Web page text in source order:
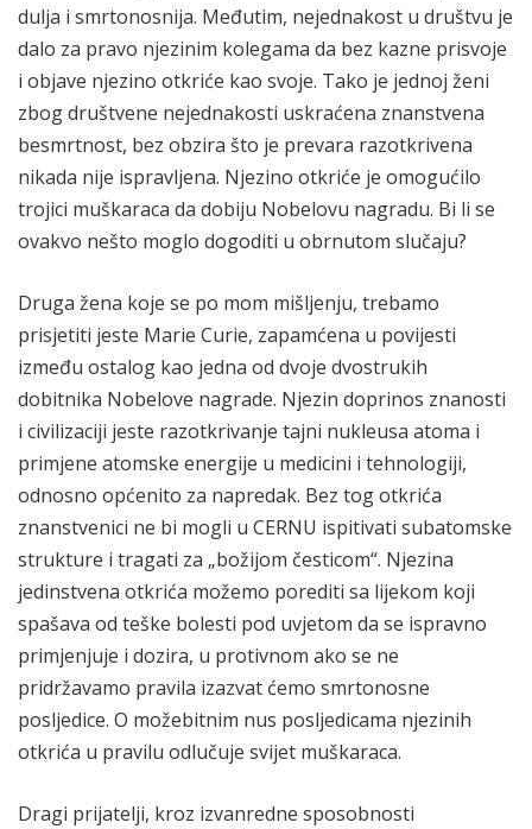
dulja i smrtonosnija. Međutim, nejednakost u društvu je
dalo za pravo njezinim kolegama da bez kazne prisvoje
i objave njezino otkriće kao svoje. Tako je jednoj ženi
zbog društvene nejednakosti uskraćena znanstvena
besmrtnost, bez obzira što je prevara razotkrivena
nikada nije ispravljena. Njezino otkriće je omogućilo
trojici muškaraca da dobiju Nobelovu nagradu. Bi li se
ovakvo nešto moglo dogoditi u obrnutom slučaju?
Druga žena koje se po mom mišljenju, trebamo
prisjetiti jeste Marie Curie, zapamćena u povijesti
između ostalog kao jedna od dvoje dvostrukih
dobitnika Nobelove nagrade. Njezin doprinos znanosti
i civilizaciji jeste razotkrivanje tajni nukleusa atoma i
primjene atomske energije u medicini i tehnologiji,
odnosno općenito za napredak. Bez tog otkrića
znanstvenici ne bi mogli u CERNU ispitivati subatomske
strukture i tragati za „božijom česticom“. Njezina
jedinstvena otkrića možemo porediti sa lijekom koji
spašava od teške bolesti pod uvjetom da se ispravno
primjenjuje i dozira, u protivnom ako se ne
pridržavamo pravila izazvat ćemo smrtonosne
posljedice. O možebitnim nus posljedicama njezinih
otkrića u pravilu odlučuje svijet muškaraca.
Dragi prijatelji, kroz izvanredne sposobnosti